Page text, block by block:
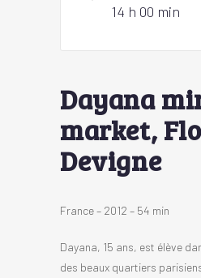
14 h 00 min
Dayana
market,
Devigne
France – 2012 – 54 min
Dayana, 15 ans, est élève
des beaux quartiers